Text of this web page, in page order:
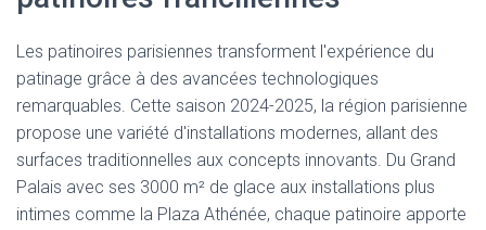
Les patinoires parisiennes transforment l'expérience du
patinage grâce à des avancées technologiques
remarquables. Cette saison 2024-2025, la région parisienne
propose une variété d'installations modernes, allant des
surfaces traditionnelles aux concepts innovants. Du Grand
Palais avec ses 3000 m² de glace aux installations plus
intimes comme la Plaza Athénée, chaque patinoire apporte